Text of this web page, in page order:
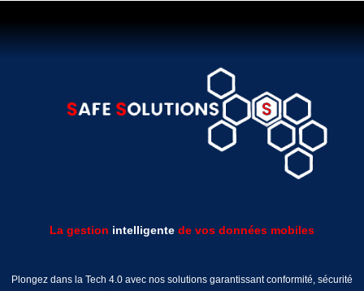
La gestion intelligente de vos données mobiles
Plongez dans la Tech 4.0 avec nos solutions garantissant conformité, sécurité